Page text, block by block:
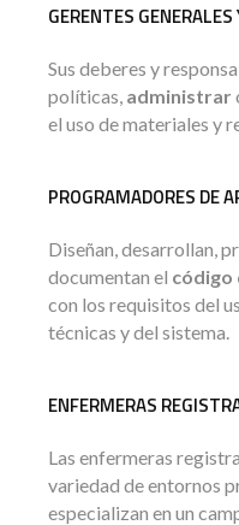
GERENTES GENERALES
Sus deberes y
políticas, administrar
el uso de materiales y
PROGRAMADORES DE
Diseñan, desarrollan,
documentan el código
con los requisitos del
técnicas y del sistema.
ENFERMERAS
Las enfermeras
variedad de entornos
especializan en un